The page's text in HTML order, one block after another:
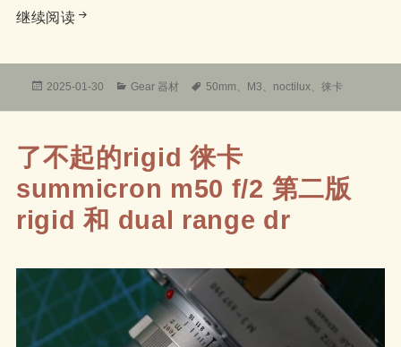
继续阅读徕卡LEICA Noctilux-M 50mm/F1.0的一次亲密
发
2025-01-30
分
Gear 器材
标
50mm 、 M3 、 noctilux、徕卡
了不起的rigid 徕卡
summicron m50 f/2 第二版
rigid 和 dual range dr